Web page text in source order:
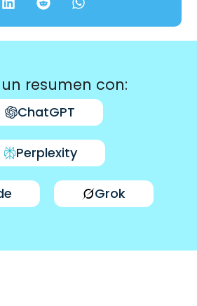
resumen con:
ChatGPT
Perplexity
Grok